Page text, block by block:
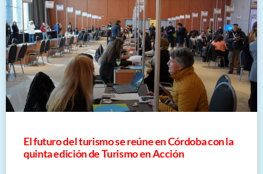
El futuro del turismo se reúne en Córdoba con la
quinta edición de Turismo en Acción